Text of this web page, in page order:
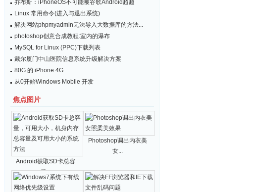
乔布斯：iPhoneOS不可能被谷歌Android超越
Linux 常用命令(进入与退出系统)
解决网站phpmyadmin无法导入大数据库的方法...
photoshop创意合成教程:室内的瀑布
MySQL for Linux (PPC)下载列表
戴尔厦门中山医院信息系统升级解决方案
80G 的 iPhone 4G
从0开始Windows Mobile 开发
焦点图片
Android获取SD卡总容
量...
Photoshop调出内衣美
女...